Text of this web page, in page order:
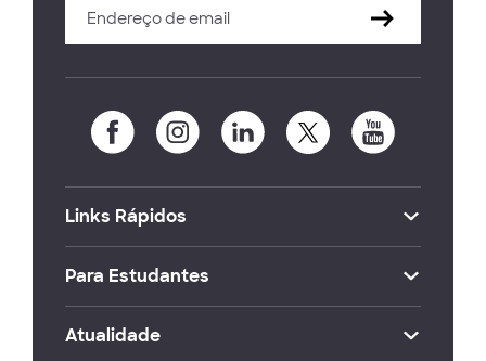
Links Rápidos
Para Estudantes
Atualidade